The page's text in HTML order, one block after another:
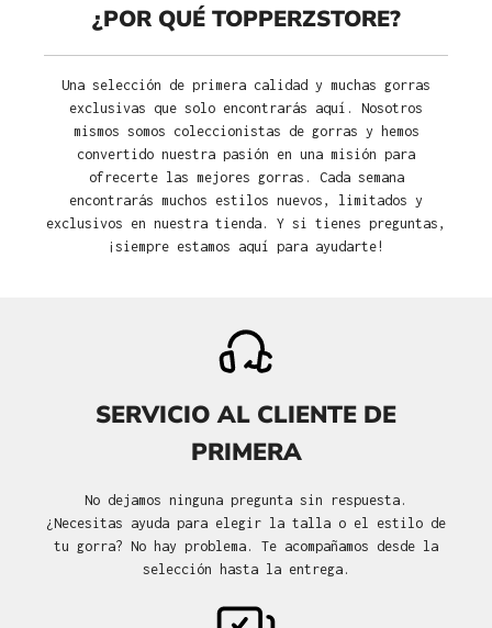
¿POR QUÉ TOPPERZSTORE?
Una selección de primera calidad y muchas gorras
exclusivas que solo encontrarás aquí. Nosotros
mismos somos coleccionistas de gorras y hemos
convertido nuestra pasión en una misión para
ofrecerte las mejores gorras. Cada semana
encontrarás muchos estilos nuevos, limitados y
exclusivos en nuestra tienda. Y si tienes preguntas,
¡siempre estamos aquí para ayudarte!
SERVICIO AL CLIENTE DE
PRIMERA
No dejamos ninguna pregunta sin respuesta.
¿Necesitas ayuda para elegir la talla o el estilo de
tu gorra? No hay problema. Te acompañamos desde la
selección hasta la entrega.